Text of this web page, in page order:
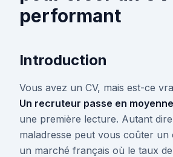
performant
Introduction
Vous avez un CV, mais est-ce
Un recruteur passe en
une première lecture. Autant
maladresse peut vous coûter un
un marché français où le taux